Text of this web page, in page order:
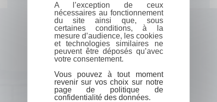
A l’exception de ceux
nécessaires au fonctionnement
du site ainsi que, sous
certaines conditions, à la
mesure d’audience, les cookies
et technologies similaires ne
peuvent être déposés qu’avec
votre consentement.
Vous pouvez à tout moment
revenir sur vos choix sur notre
page de politique de
confidentialité des données.